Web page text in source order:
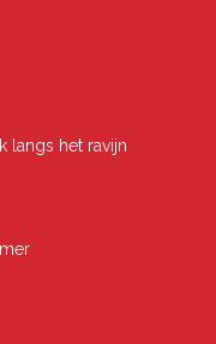
langs het ravijn